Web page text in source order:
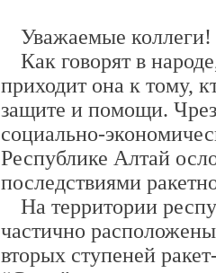
Уважаемые коллеги!
Как говорят в
приходит она к тому,
защите и помощи.
социально-
Республике Алтай
последствиями
На территории
частично
вторых ступеней